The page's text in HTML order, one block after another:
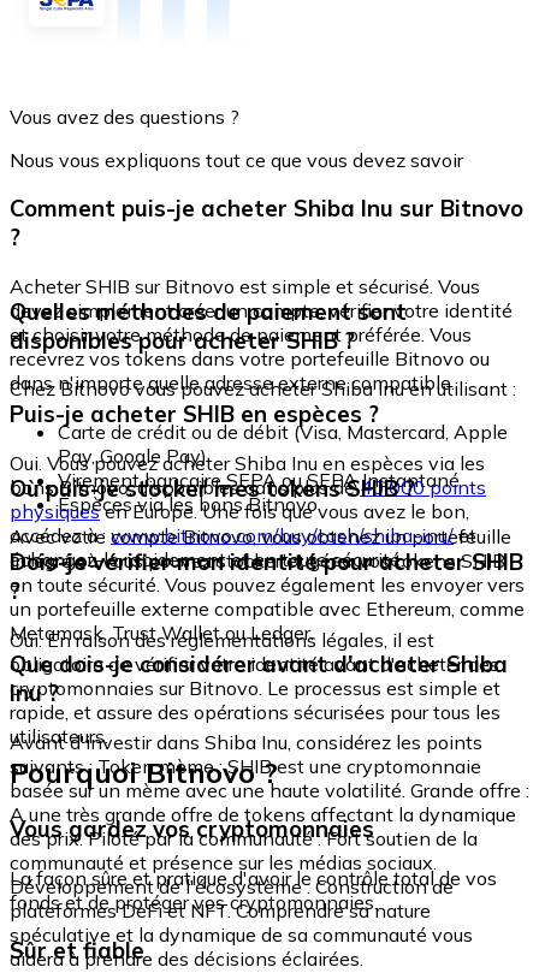
Vous avez des questions ?
Nous vous expliquons tout ce que vous devez savoir
Comment puis-je acheter Shiba Inu sur Bitnovo
?
Acheter SHIB sur Bitnovo est simple et sécurisé. Vous
devez simplement créer un compte, vérifier votre identité
et choisir votre méthode de paiement préférée. Vous
recevrez vos tokens dans votre portefeuille Bitnovo ou
dans n'importe quelle adresse externe compatible.
Quelles méthodes de paiement sont
disponibles pour acheter SHIB ?
Chez Bitnovo vous pouvez acheter Shiba Inu en utilisant :
Carte de crédit ou de débit (Visa, Mastercard, Apple
Pay, Google Pay)
Virement bancaire SEPA ou SEPA Instantané
Espèces via les bons Bitnovo
Puis-je acheter SHIB en espèces ?
Oui. Vous pouvez acheter Shiba Inu en espèces via les
bons Bitnovo, disponibles dans plus de40 000 points
physiquesen Europe. Une fois que vous avez le bon,
accédez à : www.bitnovo.com/buy/cash/shiba-inu/et
échangez-le rapidement et en toute sécurité.
Où puis-je stocker mes tokens SHIB ?
Avec votre compte Bitnovo, vous obtenez un portefeuille
intégré où vous pouvez stocker et gérer vos tokens SHIB
en toute sécurité. Vous pouvez également les envoyer vers
un portefeuille externe compatible avec Ethereum, comme
Metamask, Trust Wallet ou Ledger.
Dois-je vérifier mon identité pour acheter SHIB
?
Oui. En raison des réglementations légales, il est
obligatoire de vérifier votre identité avant d'acheter des
cryptomonnaies sur Bitnovo. Le processus est simple et
rapide, et assure des opérations sécurisées pour tous les
utilisateurs.
Que dois-je considérer avant d'acheter Shiba
Inu ?
Avant d'investir dans Shiba Inu, considérez les points
suivants : Token mème : SHIB est une cryptomonnaie
basée sur un mème avec une haute volatilité. Grande offre :
A une très grande offre de tokens affectant la dynamique
des prix. Piloté par la communauté : Fort soutien de la
communauté et présence sur les médias sociaux.
Développement de l'écosystème : Construction de
plateformes DeFi et NFT. Comprendre sa nature
spéculative et la dynamique de sa communauté vous
aidera à prendre des décisions éclairées.
Pourquoi Bitnovo ?
Vous gardez vos cryptomonnaies
La façon sûre et pratique d'avoir le contrôle total de vos
fonds et de protéger vos cryptomonnaies.
Sûr et fiable